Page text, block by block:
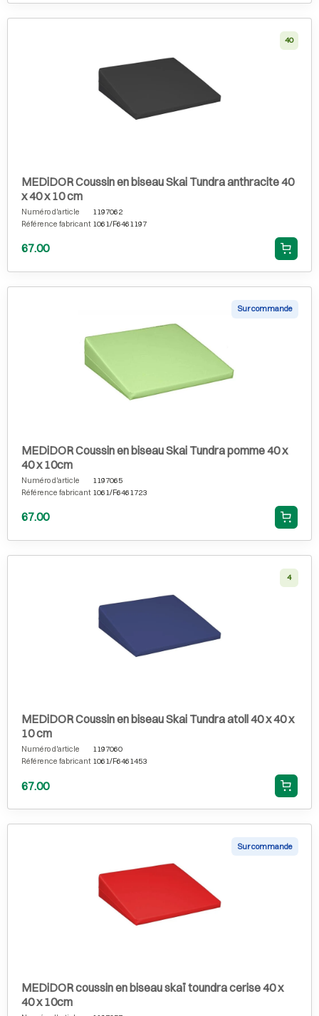
40
MEDiDOR Coussin en biseau Skai Tundra anthracite 40
x 40 x 10 cm
Numéro d'article
1197062
Référence fabricant 1061/F6461197
67.00
Sur commande
MEDiDOR Coussin en biseau Skai Tundra pomme 40 x
40 x 10cm
Numéro d'article
1197065
Référence fabricant 1061/F6461723
67.00
4
MEDiDOR Coussin en biseau Skai Tundra atoll 40 x 40 x
10 cm
Numéro d'article
1197060
Référence fabricant 1061/F6461453
67.00
Sur commande
MEDiDOR coussin en biseau skaï toundra cerise 40 x
40 x 10cm